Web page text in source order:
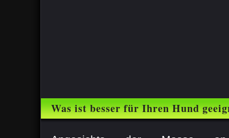
Was ist besser für Ihren Hund